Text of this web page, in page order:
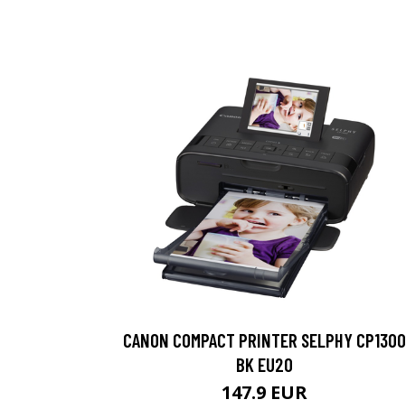
CANON COMPACT PRINTER SELPHY CP1300
BK EU20
147.9 EUR